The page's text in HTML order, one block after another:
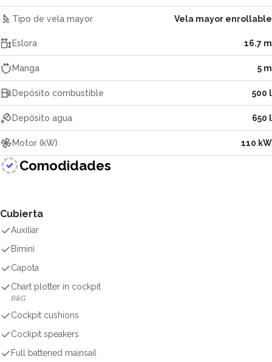
Tipo de vela mayor Vela mayor enrollable
Eslora 16.7 m
Manga 5 m
Depósito combustible 500 l
Depósito agua 650 l
Motor (kW) 110 kW
Comodidades
Cubierta
Auxiliar
Bimini
Capota
Chart plotter in cockpit
B&G
Cockpit cushions
Cockpit speakers
Full battened mainsail